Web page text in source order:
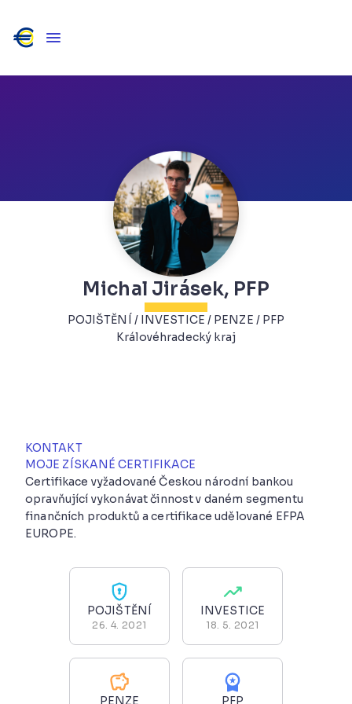
Michal Jirásek, PFP
POJIŠTĚNÍ / INVESTICE / PENZE / PFP
Královéhradecký kraj
KONTAKT
MOJE ZÍSKANÉ CERTIFIKACE
Certifikace vyžadované Českou národní bankou
opravňující vykonávat činnost v daném segmentu
finančních produktů a certifikace udělované EFPA
EUROPE.
POJIŠTĚNÍ
26. 4. 2021
INVESTICE
18. 5. 2021
PENZE PFP